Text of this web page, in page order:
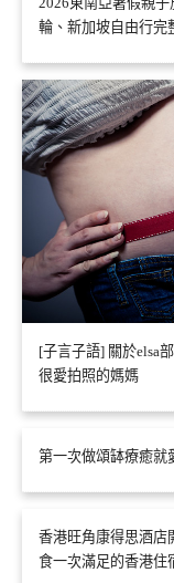
輪、新加坡自由行完
[子言子語] 關於elsa
很愛拍照的媽媽
第一次做頌缽療癒就
香港旺角康得思酒店
食一次滿足的香港住